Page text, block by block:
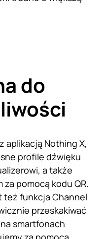
do
aplikacją Nothing X,
profile dźwięku
a także
pomocą kodu QR.
też funkcja Channel
przeskakiwać
smartfonach